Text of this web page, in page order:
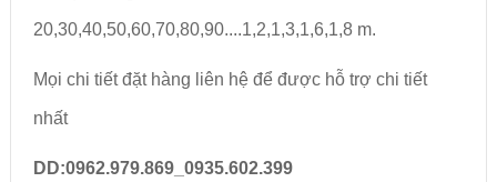
20,30,40,50,60,70,80,90....1,2,1,3,1,6,1,8 m.
Mọi chi tiết đặt hàng liên hệ để được hỗ trợ chi tiết
nhất
DD:0962.979.869_0935.602.399